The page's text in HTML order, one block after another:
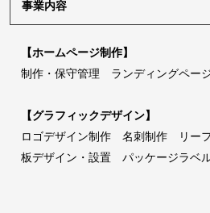
事業内容
【ホームページ制作】
制作・保守管理 ランディングペー
【グラフィックデザイン】
ロゴデザイン制作 名刺制作 リー
板デザイン・設置 パッケージラベ